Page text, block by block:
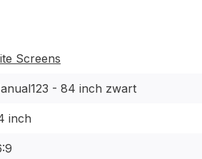
Screens
- 84 inch zwart
inch